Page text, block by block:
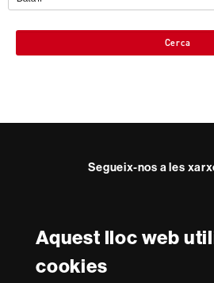
Aquest lloc web
cookies
Cerca
Segueix-nos a les
Reconeixement internacional